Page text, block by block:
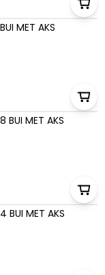
MET AKS
BUI MET AKS
BUI MET AKS